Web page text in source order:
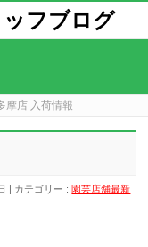
フブログ
摩店 入荷情報
カテゴリー :園芸店舗最新